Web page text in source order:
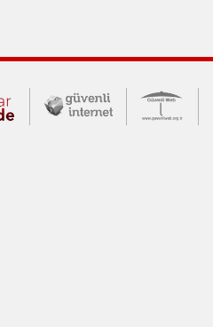
İletişim Merkezi
Çocuklar Güvende (yeni
Güvenli